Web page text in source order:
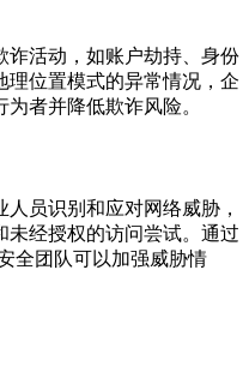
诈活动，如账户劫持、身份
理位置模式的异常情况，企
者并降低欺诈风险。
员识别和应对网络威胁，
未经授权的访问尝试。通过
全团队可以加强威胁情